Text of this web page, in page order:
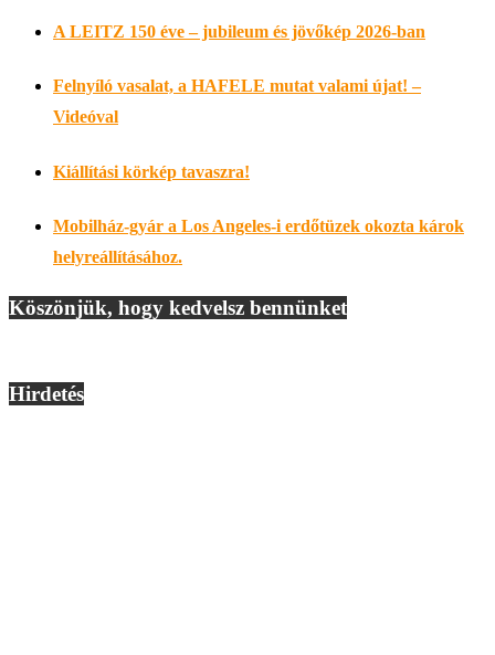
A LEITZ 150 éve – jubileum és jövőkép 2026-ban
Felnyíló vasalat, a HAFELE mutat valami újat! –
Videóval
Kiállítási körkép tavaszra!
Mobilház-gyár a Los Angeles-i erdőtüzek okozta károk
helyreállításához.
Köszönjük, hogy kedvelsz bennünket
Hirdetés